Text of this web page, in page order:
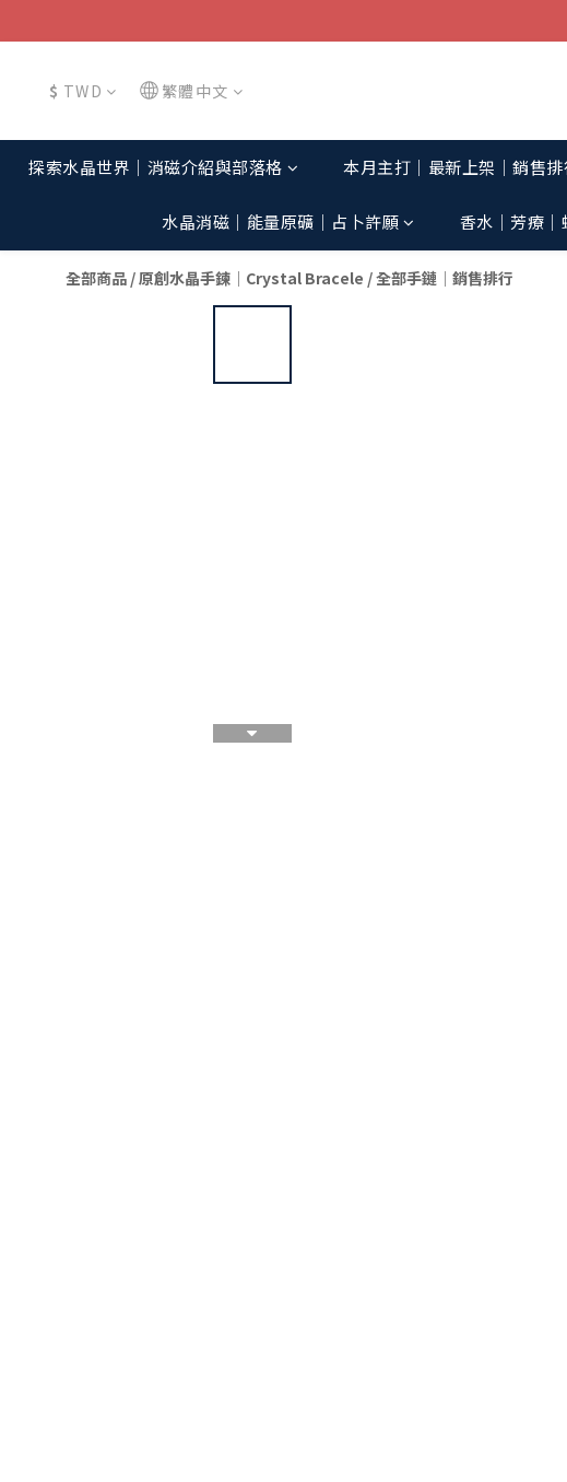
$ TWD 繁體中文
探索水晶世界│消磁介紹與部落格 本月主打│最新上架│銷售排
水晶消磁│能量原礦│占卜許願 香水│芳療│
全部商品 /原創水晶手鍊│Crystal Bracele /全部手鏈│銷售排行